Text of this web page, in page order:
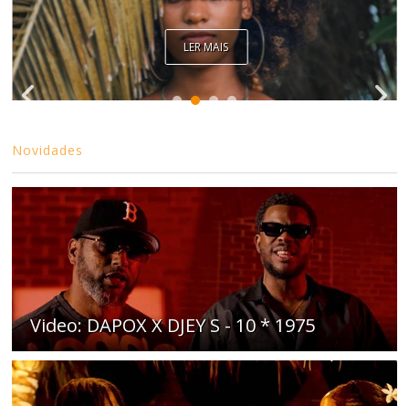
LER MAIS
Novidades
Video: DAPOX X DJEY S - 10 * 1975